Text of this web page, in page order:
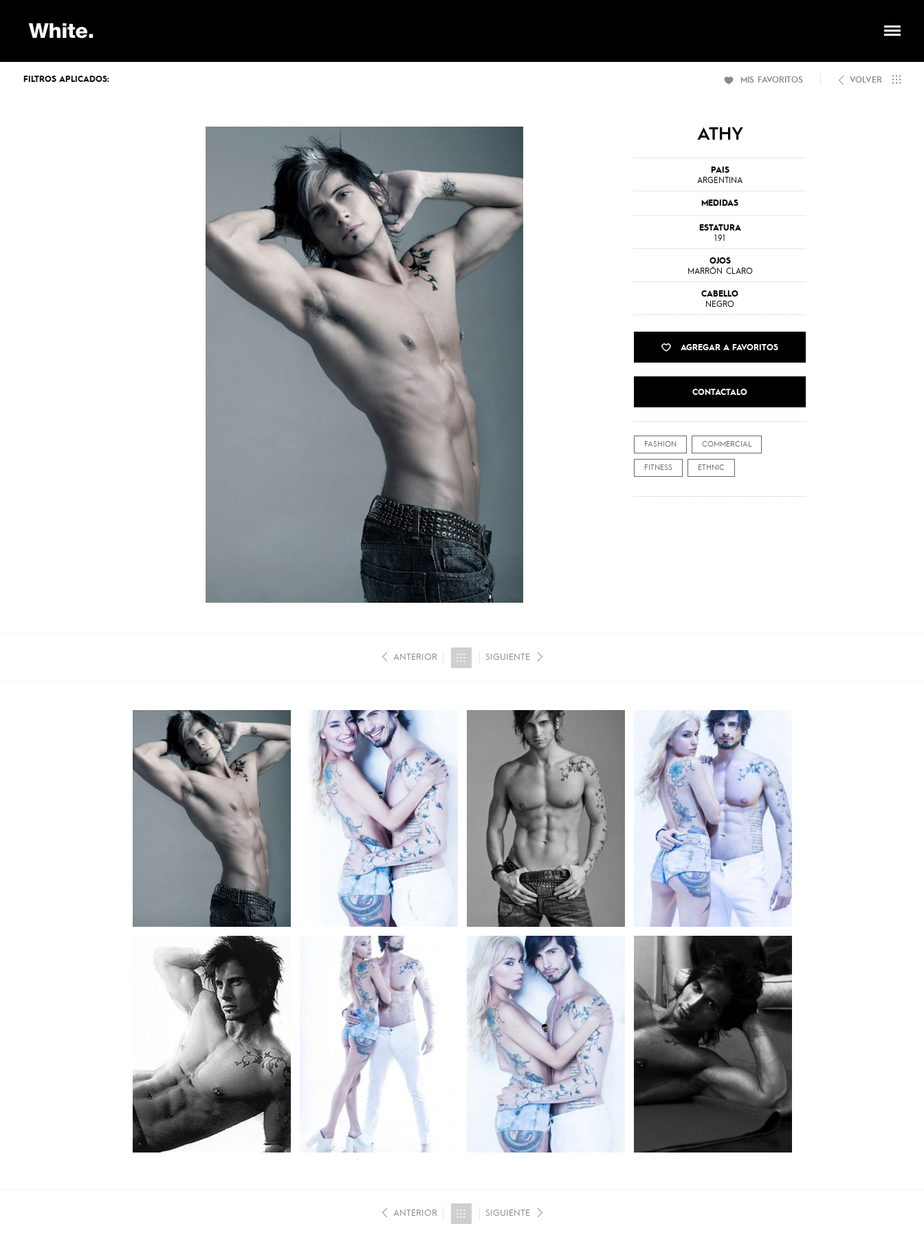
FILTROS APLICADOS: VOLVER
MIS FAVORITOS
ATHY
PAIS
ARGENTINA
MEDIDAS
ESTATURA
1.91
OJOS
MARRÓN CLARO
CABELLO
NEGRO
AGREGAR A FAVORITOS
CONTACTALO
FASHION COMMERCIAL
FITNESS ETHNIC
ANTERIOR SIGUIENTE
ANTERIOR SIGUIENTE